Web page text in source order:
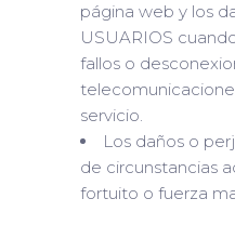
página web y los
USUARIOS
fallos o
servicio.
Los daños o
de circunstancias
fortuito o fuerza